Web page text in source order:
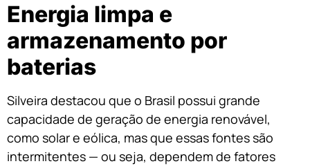
Energia limpa e
armazenamento por
baterias
Silveira destacou que o Brasil possui grande
capacidade de geração de energia renovável,
como solar e eólica, mas que essas fontes são
intermitentes — ou seja, dependem de fatores